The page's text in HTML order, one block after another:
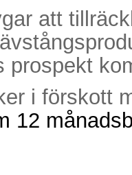
att
prospekt
i förskott
12